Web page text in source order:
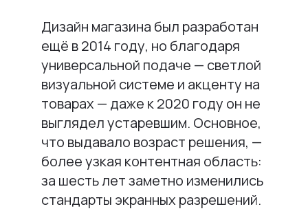
Дизайн магазина был разработан
ещё в 2014 году, но благодаря
универсальной подаче — светлой
визуальной системе и акценту на
товарах — даже к 2020 году он не
выглядел устаревшим. Основное,
что выдавало возраст решения, —
более узкая контентная область:
за шесть лет заметно изменились
стандарты экранных разрешений.